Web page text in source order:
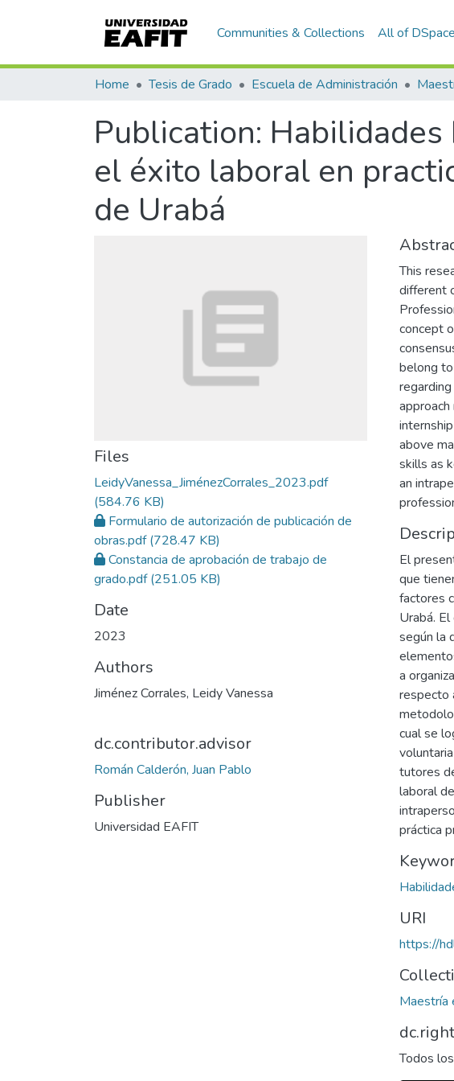
Communities & Collections All of DSpace
Home Tesis de Grado Escuela de Administración
Publication: Habilidades
el éxito laboral en
de Urabá
Files
LeidyVanessa_JiménezCorrales_2023.pdf
(584.76 KB)
Formulario de autorización de publicación de
obras.pdf(728.47 KB)
Constancia de aprobación de trabajo de
grado.pdf(251.05 KB)
Date
2023
Authors
Jiménez Corrales, Leidy Vanessa
dc.contributor.advisor
Román Calderón, Juan Pablo
Publisher
Universidad EAFIT
This
different
concept
belong
above
skills as
an
El
que
factores
Urabá.
según la
a
respecto
cual se
tutores
laboral
práctica
URI
https://
Maestría
Todos